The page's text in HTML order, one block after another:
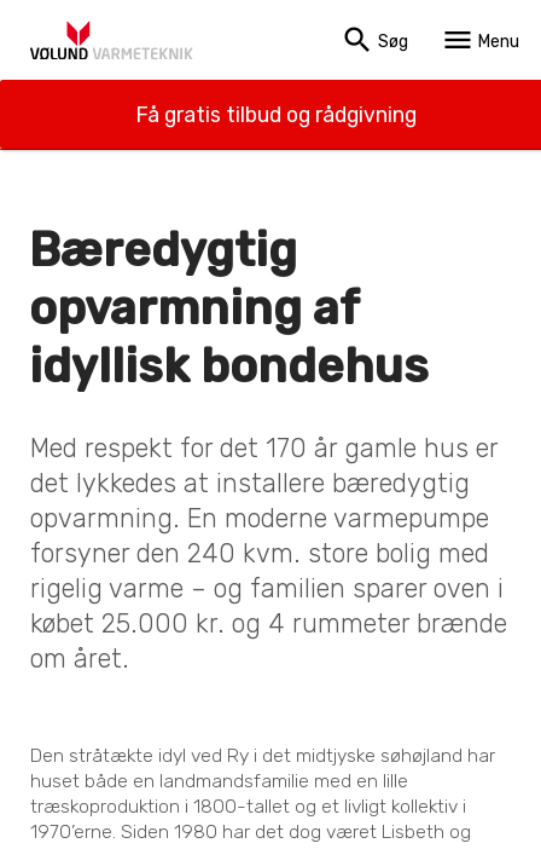
search Søg menu Menu
Få gratis tilbud og rådgivning
Bæredygtig
opvarmning af
idyllisk bondehus
Med respekt for det 170 år gamle hus er
det lykkedes at installere bæredygtig
opvarmning. En moderne varmepumpe
forsyner den 240 kvm. store bolig med
rigelig varme – og familien sparer oven i
købet 25.000 kr. og 4 rummeter brænde
om året.
Den stråtækte idyl ved Ry i det midtjyske søhøjland har
huset både en landmandsfamilie med en lille
træskoproduktion i 1800-tallet og et livligt kollektiv i
1970’erne. Siden 1980 har det dog været Lisbeth og